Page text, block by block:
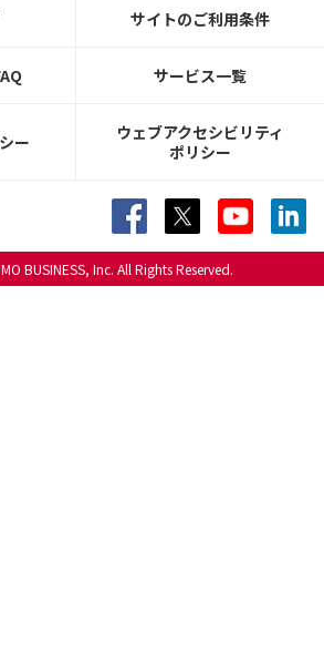
サイトのご利用条件
サービス一覧
ー
ウェブアクセシビリティ
ポリシー
BUSINESS, Inc. All Rights Reserved.